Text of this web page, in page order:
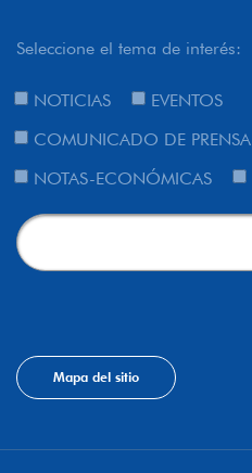
Seleccione el tema de interés:
NOTICIAS
EVENTOS
COMUNICADO DE PRENSA
NOTAS-ECONÓMICAS
Mapa del sitio